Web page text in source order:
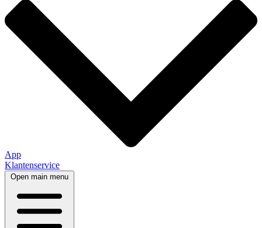
App
Klantenservice
Open main menu